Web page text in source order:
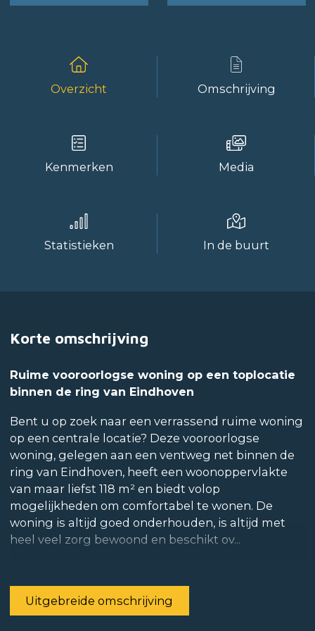
Overzicht Omschrijving
Kenmerken Media
Statistieken In de buurt
Korte omschrijving
Ruime vooroorlogse woning op een toplocatie
binnen de ring van Eindhoven
Bent u op zoek naar een verrassend ruime woning
op een centrale locatie? Deze vooroorlogse
woning, gelegen aan een ventweg net binnen de
ring van Eindhoven, heeft een woonoppervlakte
van maar liefst 118 m² en biedt volop
mogelijkheden om comfortabel te wonen. De
woning is altijd goed onderhouden, is altijd met
heel veel zorg bewoond en beschikt ov...
Uitgebreide omschrijving